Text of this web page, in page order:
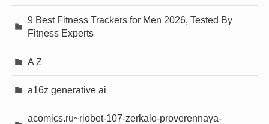
9 Best Fitness Trackers for Men 2026, Tested By
Fitness Experts
A Z
a16z generative ai
acomics.ru~riobet-107-zerkalo-proverennaya-